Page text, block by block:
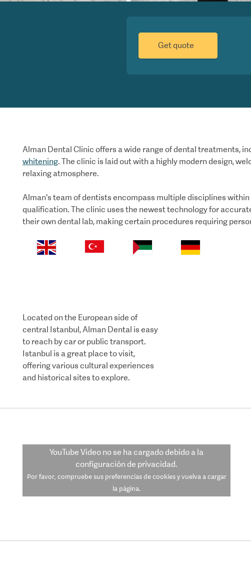
Get quote
Alman Dental Clinic offers a wide range of dental treatments,
whitening. The clinic is laid out with a highly modern design,
relaxing atmosphere.
Alman's team of dentists encompass multiple disciplines
qualification. The clinic uses the newest technology for
their own dental lab, making certain procedures requiring
Located on the European side of
central Istanbul, Alman Dental is easy
to reach by car or public transport.
Istanbul is a great place to visit,
offering various cultural experiences
and historical sites to explore.
YouTube Video no se ha cargado debido a la
configuración de privacidad.
Por favor, compruebe sus preferencias de cookies y vuelva a cargar
la página.